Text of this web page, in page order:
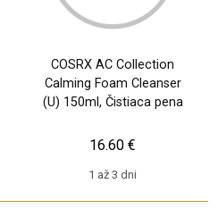
COSRX AC Collection
Calming Foam Cleanser
(U) 150ml, Čistiaca pena
1 až 3 dni
16.60 €